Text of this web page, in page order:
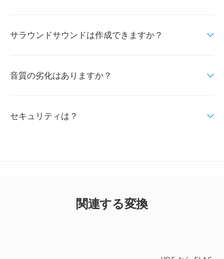
サラウンドサウンドは作成できますか？
音質の劣化はありますか？
セキュリティは？
関連する変換